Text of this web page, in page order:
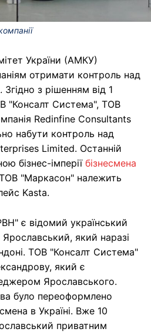
України (АМКУ)
отримати контроль над
з рішенням від 1
"Консалт Система", ТОВ
Redinfine Consultants
набути контроль над
Limited. Останній
бізнес-імперії бізнесмена
"Маркасон" належить
Kasta.
є відомий український
який наразі
ТОВ "Консалт Система"
який є
Ярославського.
було переоформлено
в Україні. Вже 10
приватним